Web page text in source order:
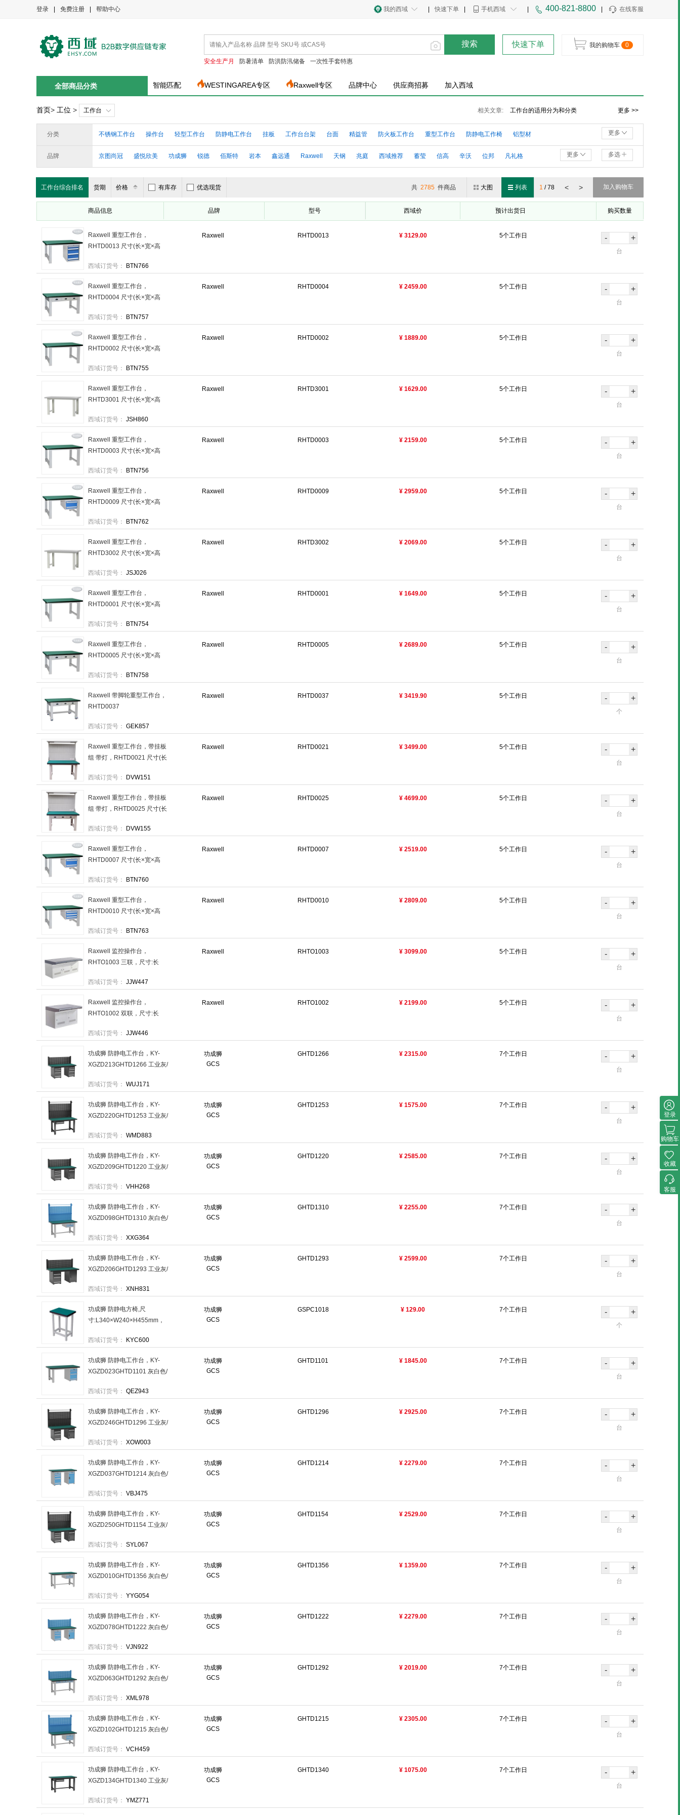
登录 免费注册 帮助中心 在线客服
400-821-8800
手机西域
快速下单
我的西域
搜索
安全生产月 防暑清单 防洪防汛储备 一次性手套特惠
快速下单 我的购物车 0
全部商品分类 智能匹配 WESTINGAREA专区 Raxwell专区 品牌中心 供应商招募 加入西域
首页> 工位 > 工作台 相关文章:
工作台的适用分为和分类
更多 >>
分类 不锈钢工作台 操作台 轻型工作台 防静电工作台 挂板 工作台台架 台面 精益管 防火板工作台 重型工作台 防静电工作椅 铝型材
可移动工作台 升降工作台
更多
品牌 京图尚冠 盛悦欣美 功成狮 锐德 佰斯特 岩本 鑫远通 Raxwell 天钢 兆庭 西域推荐 蓄莹 信高 辛沃 位邦 凡礼格
居道夫 锴源 中伟
多选
更多
工作台综合排名 货期 价格 有库存 优选现货 加入购物车
< >
1 / 78
大图 列表
共 2785 件商品
商品信息 品牌 型号 西域价 预计出货日 购买数量
Raxwell RHTD0013 ¥ 3129.00 5个工作日
Raxwell 重型工作台，
RHTD0013 尺寸(长×宽×高
50mm)四抽边柜,不含安装 售
西域订货号： BTN766
- +
台
Raxwell RHTD0004 ¥ 2459.00 5个工作日
Raxwell 重型工作台，
RHTD0004 尺寸(长×宽×高
50mm)三横抽,不含安装 售卖
西域订货号： BTN757
- +
台
Raxwell RHTD0002 ¥ 1889.00 5个工作日
Raxwell 重型工作台，
RHTD0002 尺寸(长×宽×高
50mm),不含安装 售卖规格：
西域订货号： BTN755
- +
台
Raxwell RHTD3001 ¥ 1629.00 5个工作日
Raxwell 重型工作台，
RHTD3001 尺寸(长×宽×高
50mm),灰白色防火板台面,不
西域订货号： JSH860
- +
台
Raxwell RHTD0003 ¥ 2159.00 5个工作日
Raxwell 重型工作台，
RHTD0003 尺寸(长×宽×高
50mm),不含安装 售卖规格：
西域订货号： BTN756
- +
台
Raxwell RHTD0009 ¥ 2959.00 5个工作日
Raxwell 重型工作台，
RHTD0009 尺寸(长×宽×高
50mm)二吊抽,不含安装 售卖
西域订货号： BTN762
- +
台
Raxwell RHTD3002 ¥ 2069.00 5个工作日
Raxwell 重型工作台，
RHTD3002 尺寸(长×宽×高
50mm),灰白色防火板台面,不
西域订货号： JSJ026
- +
台
Raxwell RHTD0001 ¥ 1649.00 5个工作日
Raxwell 重型工作台，
RHTD0001 尺寸(长×宽×高
50mm),不含安装 售卖规格：
西域订货号： BTN754
- +
台
Raxwell RHTD0005 ¥ 2689.00 5个工作日
Raxwell 重型工作台，
RHTD0005 尺寸(长×宽×高
50mm)三横抽,不含安装 售卖
西域订货号： BTN758
- +
台
Raxwell RHTD0037 ¥ 3419.90 5个工作日
Raxwell 带脚轮重型工作台，
RHTD0037
厚50mm)三横抽,不含安装 售
西域订货号： GEK857
- +
个
Raxwell RHTD0021 ¥ 3499.00 5个工作日
Raxwell 重型工作台，带挂板
组 带灯，RHTD0021 尺寸(长
mm):1800×750×1800(台面厚
西域订货号： DVW151
- +
台
Raxwell RHTD0025 ¥ 4699.00 5个工作日
Raxwell 重型工作台，带挂板
组 带灯，RHTD0025 尺寸(长
mm):2100×750×1800(台面厚
规格：1台
西域订货号： DVW155
- +
台
Raxwell RHTD0007 ¥ 2519.00 5个工作日
Raxwell 重型工作台，
RHTD0007 尺寸(长×宽×高
50mm)二吊抽,不含安装 售卖
西域订货号： BTN760
- +
台
Raxwell RHTD0010 ¥ 2809.00 5个工作日
Raxwell 重型工作台，
RHTD0010 尺寸(长×宽×高
50mm)三吊抽,不含安装 售卖
西域订货号： BTN763
- +
台
Raxwell RHTO1003 ¥ 3099.00 5个工作日
Raxwell 监控操作台，
RHTO1003 三联，尺寸:长
白色，不含安装 售卖规格：1
西域订货号： JJW447
- +
台
Raxwell RHTO1002 ¥ 2199.00 5个工作日
Raxwell 监控操作台，
RHTO1002 双联，尺寸:长
白色，不含安装 售卖规格：1
西域订货号： JJW446
- +
台
功成狮
GCS
GHTD1266 ¥ 2315.00 7个工作日
功成狮 防静电工作台，KY-
XGZD213GHTD1266 工业灰/
西域订货号： WUJ171
- +
台
功成狮
GCS
GHTD1253 ¥ 1575.00 7个工作日
功成狮 防静电工作台，KY-
XGZD220GHTD1253 工业灰/
西域订货号： WMD883
- +
台
功成狮
GCS
GHTD1220 ¥ 2585.00 7个工作日
功成狮 防静电工作台，KY-
XGZD209GHTD1220 工业灰/
规格：1台
西域订货号： VHH268
- +
台
功成狮
GCS
GHTD1310 ¥ 2255.00 7个工作日
功成狮 防静电工作台，KY-
XGZD098GHTD1310 灰白色/
西域订货号： XXG364
- +
台
功成狮
GCS
GHTD1293 ¥ 2599.00 7个工作日
功成狮 防静电工作台，KY-
XGZD206GHTD1293 工业灰/
格：1台
西域订货号： XNH831
- +
台
功成狮
GCS
GSPC1018 ¥ 129.00 7个工作日
功成狮 防静电方椅,尺
寸:L340×W240×H455mm，
GSPC1018 售卖规格：1个
西域订货号： KYC600
- +
个
功成狮
GCS
GHTD1101 ¥ 1845.00 7个工作日
功成狮 防静电工作台，KY-
XGZD023GHTD1101 灰白色/
西域订货号： QEZ943
- +
台
功成狮
GCS
GHTD1296 ¥ 2925.00 7个工作日
功成狮 防静电工作台，KY-
XGZD246GHTD1296 工业灰/
规格：1台
西域订货号： XOW003
- +
台
功成狮
GCS
GHTD1214 ¥ 2279.00 7个工作日
功成狮 防静电工作台，KY-
XGZD037GHTD1214 灰白色/
1台
西域订货号： VBJ475
- +
台
功成狮
GCS
GHTD1154 ¥ 2529.00 7个工作日
功成狮 防静电工作台，KY-
XGZD250GHTD1154 工业灰/
规格：1台
西域订货号： SYL067
- +
台
功成狮
GCS
GHTD1356 ¥ 1359.00 7个工作日
功成狮 防静电工作台，KY-
XGZD010GHTD1356 灰白色/
西域订货号： YYG054
- +
台
功成狮
GCS
GHTD1222 ¥ 2279.00 7个工作日
功成狮 防静电工作台，KY-
XGZD078GHTD1222 灰白色/
规格：1台
西域订货号： VJN922
- +
台
功成狮
GCS
GHTD1292 ¥ 2019.00 7个工作日
功成狮 防静电工作台，KY-
XGZD063GHTD1292 灰白色/
西域订货号： XML978
- +
台
功成狮
GCS
GHTD1215 ¥ 2305.00 7个工作日
功成狮 防静电工作台，KY-
XGZD102GHTD1215 灰白色/
西域订货号： VCH459
- +
台
功成狮
GCS
GHTD1340 ¥ 1075.00 7个工作日
功成狮 防静电工作台，KY-
XGZD134GHTD1340 工业灰/
西域订货号： YMZ771
- +
台
登录
购物车
收藏
客服